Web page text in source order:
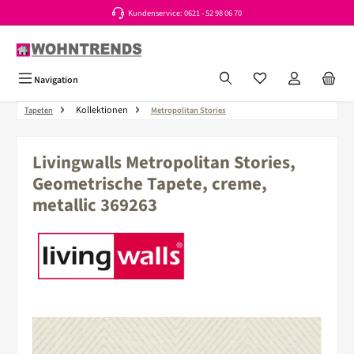
Kundenservice: 0621 - 52 98 06 70
Navigation Du hast 0 Produkte
Tapeten Kollektionen Metropolitan Stories
Livingwalls Metropolitan Stories,
Geometrische Tapete, creme,
metallic 369263
Bildergalerie überspringen